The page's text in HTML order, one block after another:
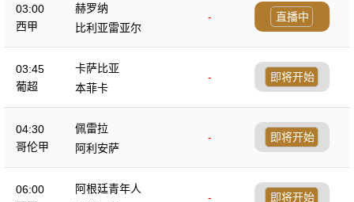
03:00
西甲
赫罗纳
-
比利亚雷亚尔
直播中
03:45
葡超
卡萨比亚
-
本菲卡
即将开始
04:30
哥伦甲
佩雷拉
-
阿利安萨
即将开始
06:00
阿根廷青年人
-
即将开始